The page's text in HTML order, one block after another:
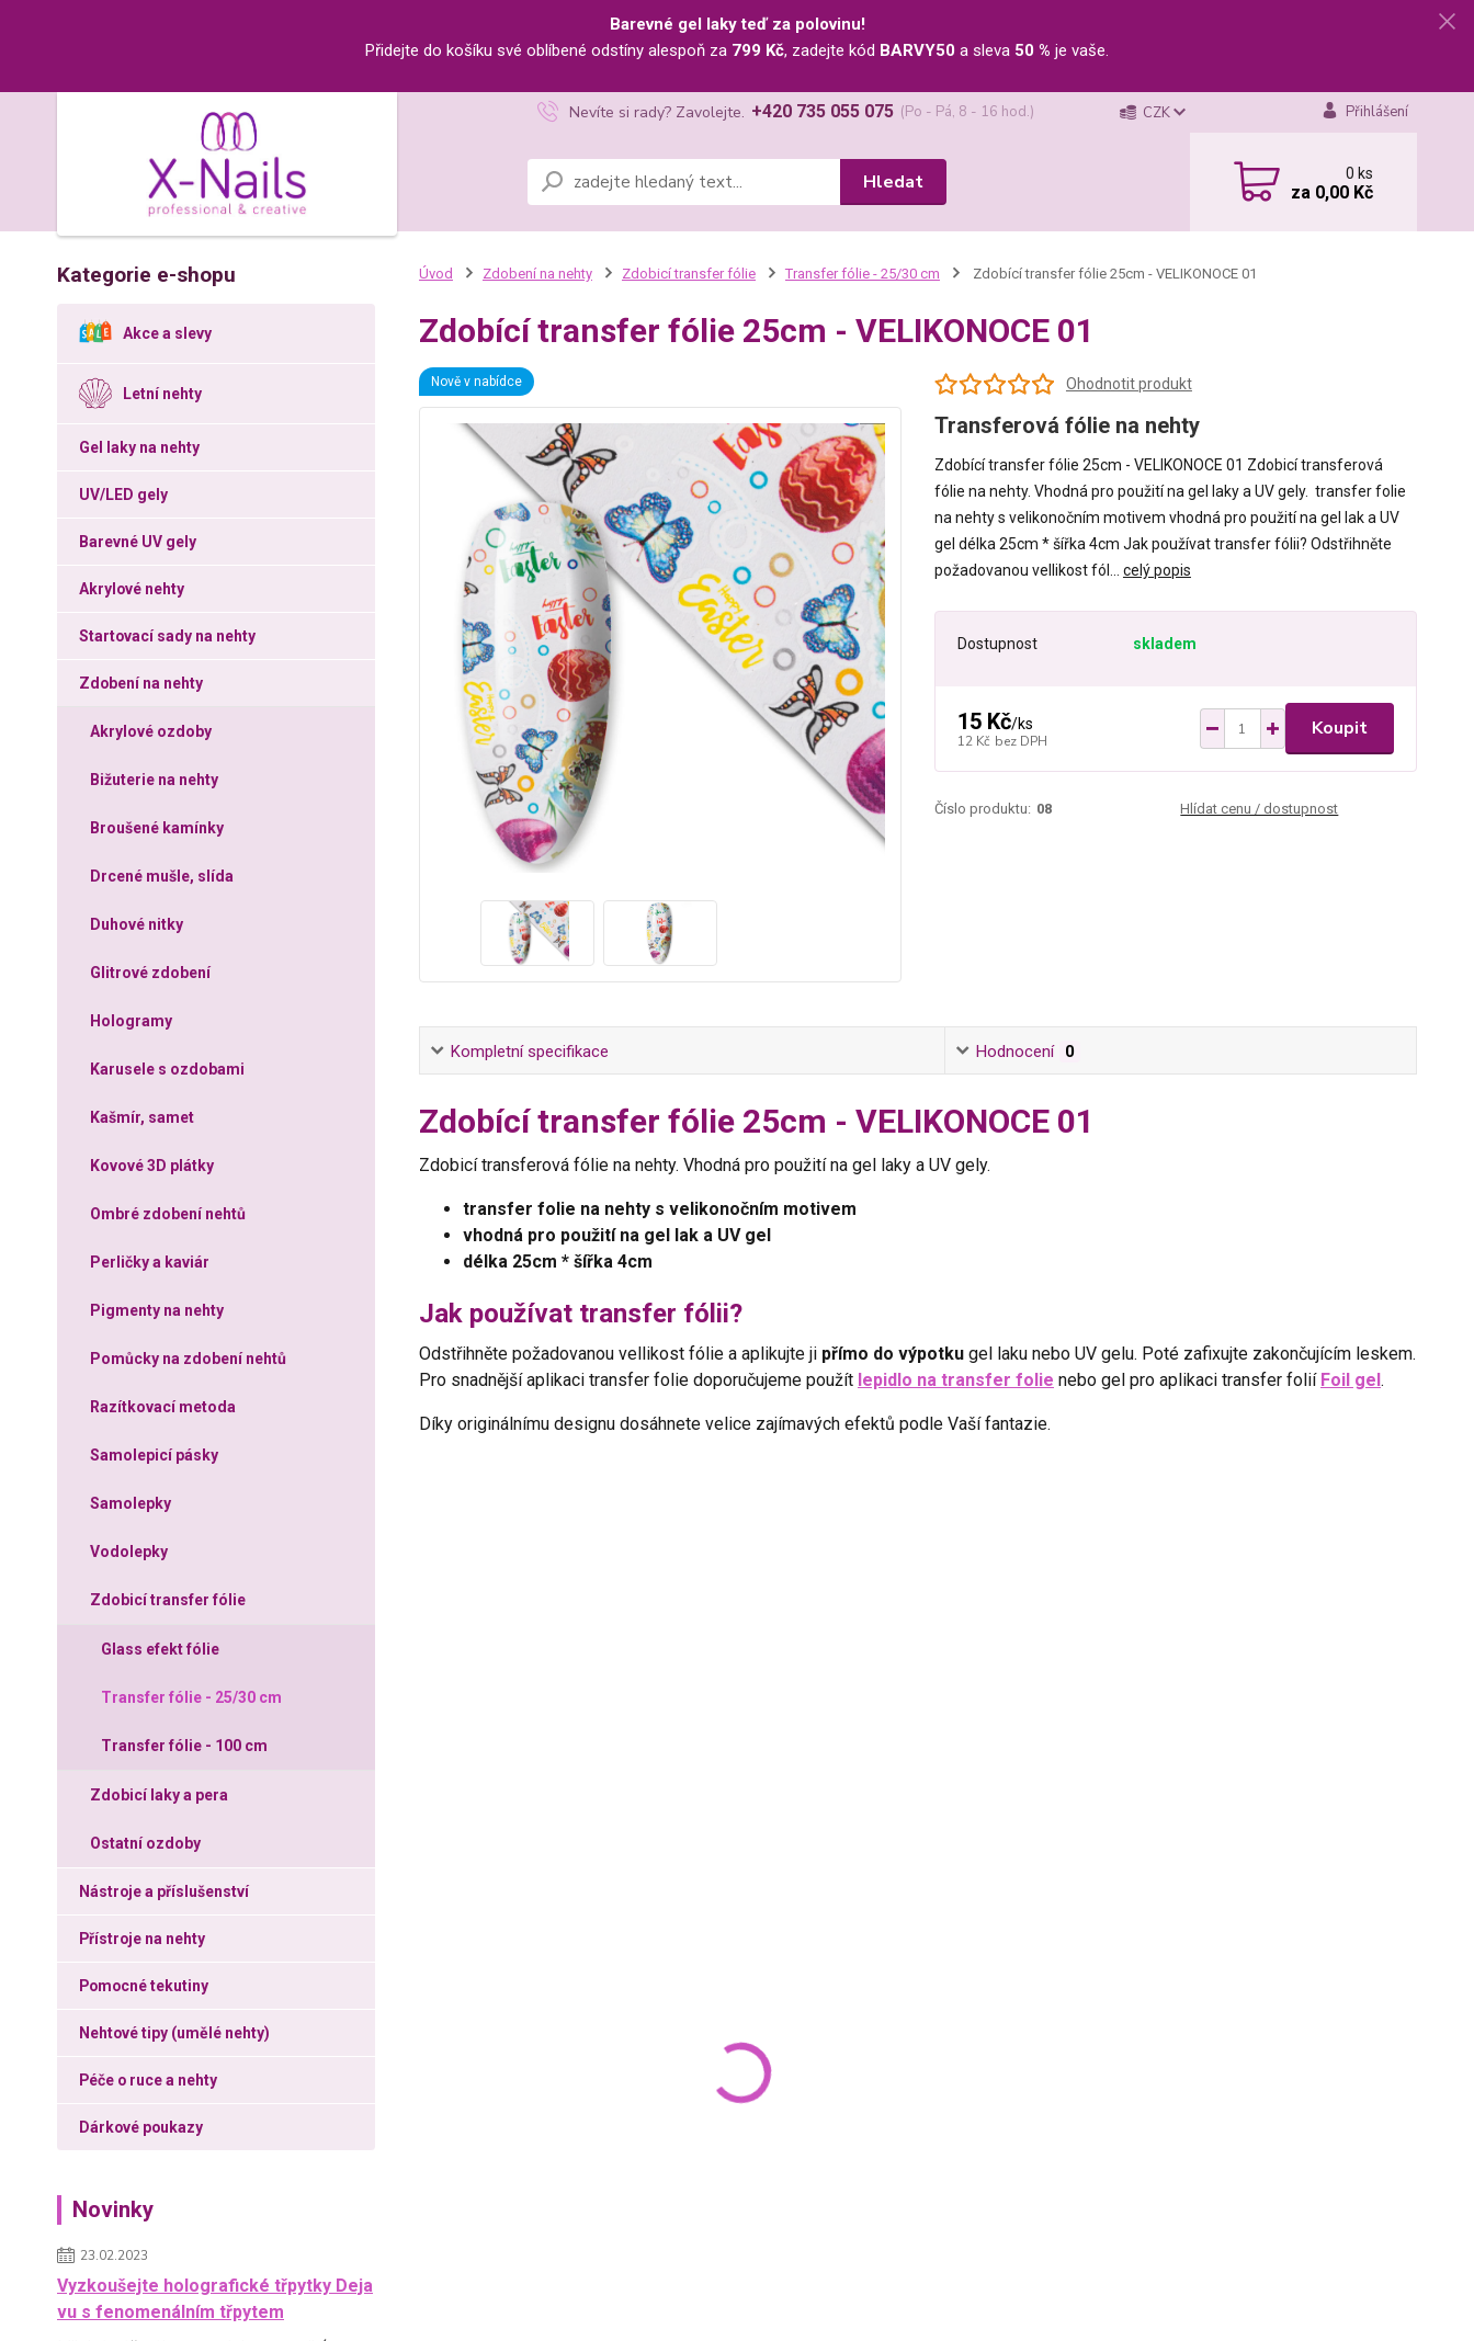
Barevné gel laky teď za polovinu!
Přidejte do košíku své oblíbené odstíny alespoň za 799 Kč, zadejte kód BARVY50 a sleva 50 % je vaše.
CZK Přihlášení
Hledat
Nevíte si rady? Zavolejte. +420 735 055 075 (Po - Pá, 8 - 16 hod.)
0ks
za 0,00 Kč
Kategorie e-shopu
Akce a slevy
Letní nehty
Gel laky na nehty
UV/LED gely
Barevné UV gely
Akrylové nehty
Startovací sady na nehty
Zdobení na nehty
Akrylové ozdoby
Bižuterie na nehty
Broušené kamínky
Drcené mušle, slída
Duhové nitky
Glitrové zdobení
Hologramy
Karusele s ozdobami
Kašmír, samet
Kovové 3D plátky
Ombré zdobení nehtů
Perličky a kaviár
Pigmenty na nehty
Pomůcky na zdobení nehtů
Razítkovací metoda
Samolepicí pásky
Samolepky
Vodolepky
Zdobicí transfer fólie
Glass efekt fólie
Transfer fólie - 25/30 cm
Transfer fólie - 100 cm
Zdobicí laky a pera
Ostatní ozdoby
Nástroje a příslušenství
Přístroje na nehty
Pomocné tekutiny
Nehtové tipy (umělé nehty)
Péče o ruce a nehty
Dárkové poukazy
Novinky
23.02.2023
Vyzkoušejte holografické třpytky Deja
vu s fenomenálním třpytem
Úvod Zdobení na nehty Zdobicí transfer fólie Transfer fólie - 25/30 cm Zdobící transfer fólie 25cm - VELIKONOCE 01
Zdobící transfer fólie 25cm - VELIKONOCE 01
Nově v nabídce Ohodnotit produkt
Transferová fólie na nehty
Zdobící transfer fólie 25cm - VELIKONOCE 01 Zdobicí transferová
fólie na nehty. Vhodná pro použití na gel laky a UV gely. transfer folie
na nehty s velikonočním motivem vhodná pro použití na gel lak a UV
gel délka 25cm * šířka 4cm Jak používat transfer fólii? Odstřihněte
požadovanou vellikost fól... celý popis
Dostupnost skladem
15 Kč/ks
12 Kč bez DPH
Koupit
Číslo produktu: 08 Hlídat cenu / dostupnost
Kompletní specifikace Hodnocení 0
Zdobící transfer fólie 25cm - VELIKONOCE 01
Zdobicí transferová fólie na nehty. Vhodná pro použití na gel laky a UV gely.
transfer folie na nehty s velikonočním motivem
vhodná pro použití na gel lak a UV gel
délka 25cm * šířka 4cm
Jak používat transfer fólii?
Odstřihněte požadovanou vellikost fólie a aplikujte ji přímo do výpotkugel laku nebo UV gelu. Poté zafixujte zakončujícím leskem.
Pro snadnější aplikaci transfer folie doporučujeme použít lepidlo na transfer folie nebo gel pro aplikaci transfer folií Foil gel.
Díky originálnímu designu dosáhnete velice zajímavých efektů podle Vaší fantazie.